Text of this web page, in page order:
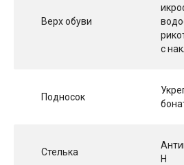
Верх обуви
с
Подносок
Стелька
Н